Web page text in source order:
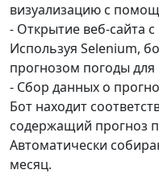
визуализацию с
- Открытие веб-сайта
Используя Selenium,
прогнозом погоды
- Сбор данных о
Бот находит
содержащий прогноз
Автоматически
месяц.